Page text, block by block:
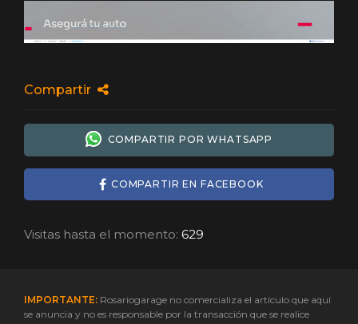
Compartir
COMPARTIR POR WHATSAPP
COMPARTIR EN FACEBOOK
Visitas hasta el momento: 629
IMPORTANTE: Rosariogarage no comercializa el artículo que aquí
se anuncia y no es responsable por la transacción que se realice